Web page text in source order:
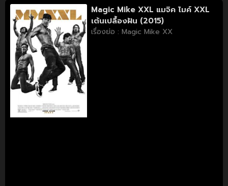
Magic Mike XXL แมจิค ไมค์ XXL
เต้นเปลื้องฝัน (2015)
เรื่องย่อ : Magic Mike XX